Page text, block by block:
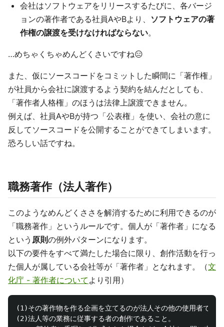
会社はソフトウェアをリリースするたびに、各バージ
ョンの著作者である社員AやBより、 ソフトウェアの著
作権の譲渡を受けなければならない。
…めちゃくちゃめんどくさいですね😑
また、仮にソースコードをコミットした瞬間に「著作権」
が社員から会社に譲渡するよう契約を結んだとしても、
「著作者人格権」のほうは法律上譲渡できません。
例えば、社員AやBが持つ「公表権」を使い、会社の意に
反してソースコードを公開することができてしまいます。
恐ろしい話ですね。
職務著作（法人著作）
このようなめんどくささを解消するために利用できるのが
「職務著作」というルールです。個人が「著作者」になる
という 原則の例外パターンになります。
以下の要件をすべて満たした場合に限り、創作活動を行っ
た個人が属している会社等が「著作者」となれます。（文
化庁 - 著作者について より引用）
(1)その著作物を作る企画を立てるのが法人その他の使用者であ
(2)法人等の業務に従事する者の創作であること。